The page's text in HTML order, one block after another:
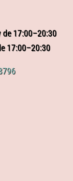
de 17:00–20:30
17:00–20:30